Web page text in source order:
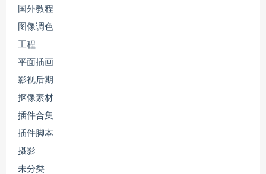
国外教程
图像调色
工程
平面插画
影视后期
抠像素材
插件合集
插件脚本
摄影
未分类